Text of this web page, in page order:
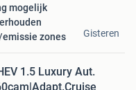
mogelijk
zones
Gisteren
1.5 Luxury Aut.